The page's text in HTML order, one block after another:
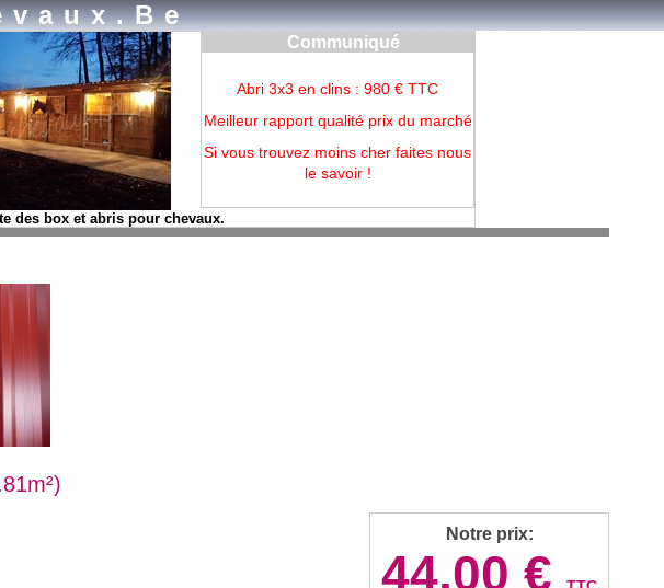
Communiqué
Abri 3x3 en clins : 980 € TTC
Meilleur rapport qualité prix du marché
Si vous trouvez moins cher faites nous
le savoir !
des box et abris pour chevaux.
Notre prix:
44,00 €